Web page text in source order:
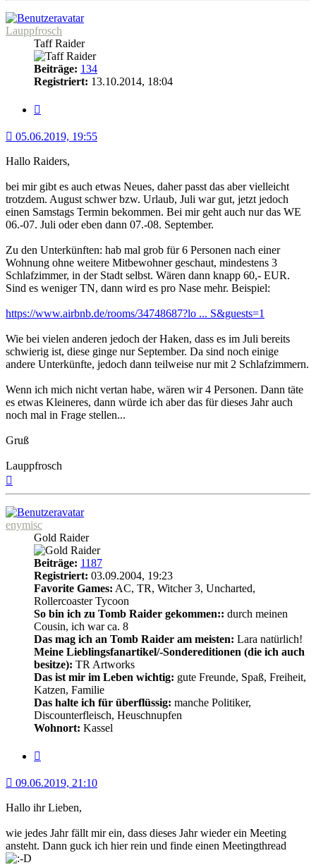
Lauppfrosch
Taff Raider
Beiträge: 134
Registriert: 13.10.2014, 18:04
05.06.2019, 19:55
Hallo Raiders,
bei mir gibt es auch etwas Neues, daher passt das aber vielleicht
trotzdem. August schwer bzw. Urlaub, Juli war gut, jetzt jedoch
einen Samstags Termin bekommen. Bei mir geht auch nur das WE
06.-07. Juli oder eben dann 07.-08. September.
Zu den Unterkünften: hab mal grob für 6 Personen nach einer
Wohnung ohne weitere Mitbewohner geschaut, mindestens 3
Schlafzimmer, in der Stadt selbst. Wären dann knapp 60,- EUR.
Sind es weniger TN, dann wird es pro Nase mehr. Beispiel:
https://www.airbnb.de/rooms/34748687?lo ... S&guests=1
Wie bei vielen anderen jedoch der Haken, dass es im Juli bereits
schwierig ist, diese ginge nur September. Da sind noch einige
andere Unterkünfte, jedoch dann teilweise nur mit 2 Schlafzimmern.
Wenn ich mich nicht vertan habe, wären wir 4 Personen. Dann täte
es etwas Kleineres, dann würde ich aber das für dieses Jahr auch
noch mal in Frage stellen...
Gruß
Lauppfrosch
enymisc
Gold Raider
Beiträge: 1187
Registriert: 03.09.2004, 19:23
Favorite Games: AC, TR, Witcher 3, Uncharted,
Rollercoaster Tycoon
So bin ich zu Tomb Raider gekommen:: durch meinen
Cousin, ich war ca. 8
Das mag ich an Tomb Raider am meisten: Lara natürlich!
Meine Lieblingsfanartikel/-Sondereditionen (die ich auch
besitze): TR Artworks
Das ist mir im Leben wichtig: gute Freunde, Spaß, Freiheit,
Katzen, Familie
Das halte ich für überflüssig: manche Politiker,
Discounterfleisch, Heuschnupfen
Wohnort: Kassel
09.06.2019, 21:10
Hallo ihr Lieben,
wie jedes Jahr fällt mir ein, dass dieses Jahr wieder ein Meeting
ansteht. Dann guck ich hier rein und finde einen Meetingthread